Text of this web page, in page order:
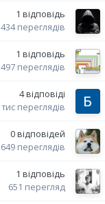
1 відповідь
434 переглядів
1 відповідь
497 переглядів
4відповіді
переглядів
0відповідей
649 переглядів
1 відповідь
651 перегляд